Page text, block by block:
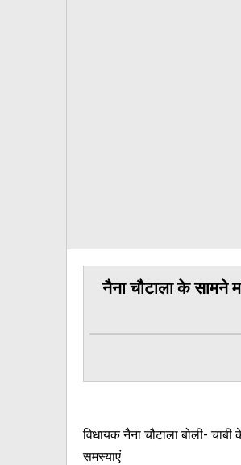
नैना चौटाला के सामने
विधायक नैना चौटाला बोली-
समस्याएं